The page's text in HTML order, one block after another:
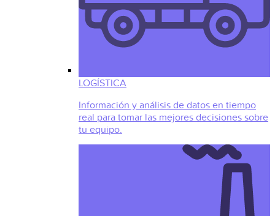
LOGÍSTICA
Información y análisis de datos en tiempo
real para tomar las mejores decisiones sobre
tu equipo.